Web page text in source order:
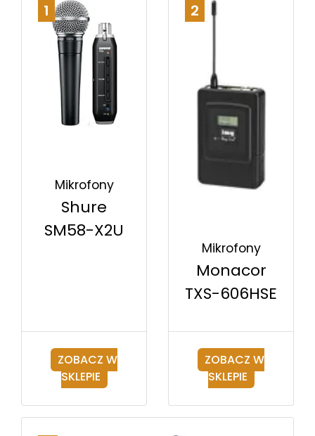
1
Mikrofony
Shure
SM58-X2U
ZOBACZ W
SKLEPIE
2
Mikrofony
Monacor
TXS-606HSE
ZOBACZ W
SKLEPIE